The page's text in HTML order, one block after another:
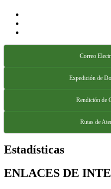
Correo
Expedición de
Rendición de
Rutas de
Estadísticas
ENLACES DE